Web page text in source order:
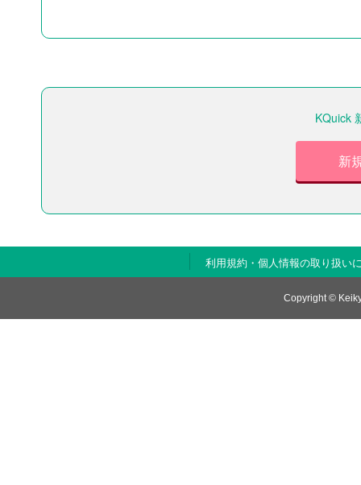
KQuick
新
利用規約・個人情報の取り扱い
Copyright ©